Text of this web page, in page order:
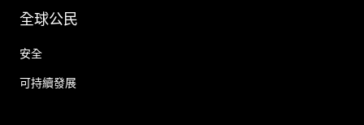
全球公民
安全
可持續發展